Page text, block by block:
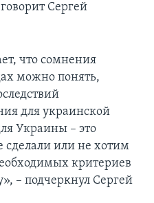
Сергей
что сомнения
можно понять,
для украинской
Украины – это
сделали или не хотим
критериев
– подчеркнул Сергей